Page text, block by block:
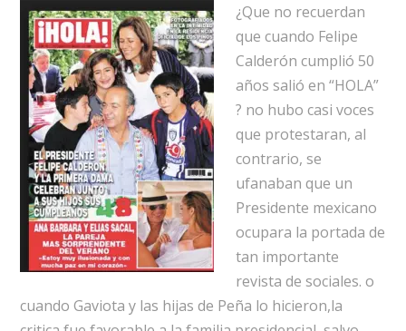
¿Que no recuerdan
que cuando Felipe
Calderón cumplió 50
años salió en “HOLA”
? no hubo casi voces
que protestaran, al
contrario, se
ufanaban que un
Presidente mexicano
ocupara la portada de
tan importante
revista de sociales. o
cuando Gaviota y las hijas de Peña lo hicieron,la